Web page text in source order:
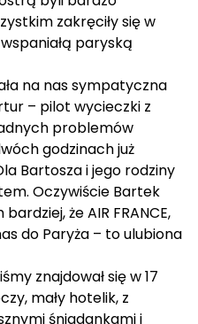
zakręciły się w
paryską
na nas sympatyczna
– pilot wycieczki z
problemów
godzinach już
Bartosza i jego rodziny
Oczywiście Bartek
że AIR FRANCE,
do Paryża – to ulubiona
znajdował się w 17
mały hotelik, z
śniadankami i